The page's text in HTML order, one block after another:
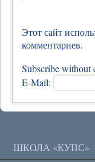
Этот сайт
комментариев.
Subscribe without
E-Mail:
ШКОЛА «КУПС»